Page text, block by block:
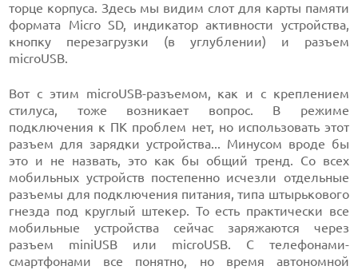
торце корпуса. Здесь мы видим слот для карты памяти
формата Micro SD, индикатор активности устройства,
кнопку перезагрузки (в углублении) и разъем
microUSB.
Вот с этим microUSB-разъемом, как и с креплением
стилуса, тоже возникает вопрос. В режиме
подключения к ПК проблем нет, но использовать этот
разъем для зарядки устройства... Минусом вроде бы
это и не назвать, это как бы общий тренд. Со всех
мобильных устройств постепенно исчезли отдельные
разъемы для подключения питания, типа штырькового
гнезда под круглый штекер. То есть практически все
мобильные устройства сейчас заряжаются через
разъем miniUSB или microUSB. С телефонами-
смартфонами все понятно, но время автономной